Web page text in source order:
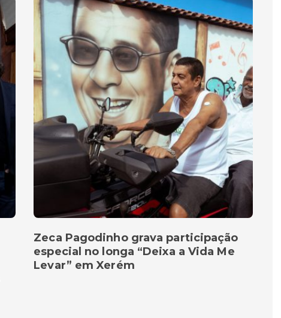
Zeca Pagodinho grava participação
especial no longa “Deixa a Vida Me
Levar” em Xerém